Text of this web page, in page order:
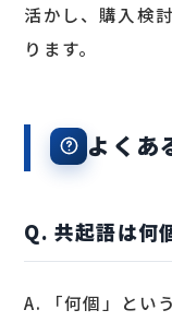
活かし、購入検
ります。
よくあ
Q. 共起語は何
A. 「何個」とい